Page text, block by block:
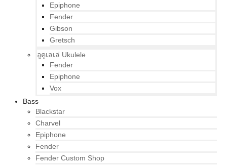
Epiphone
Fender
Gibson
Gretsch
อูคูเลเล่ Ukulele
Fender
Epiphone
Vox
Bass
Blackstar
Charvel
Epiphone
Fender
Fender Custom Shop